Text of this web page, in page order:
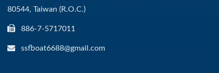
80544, Taiwan (R.O.C.)
886-7-5717011
ssfboat6688@gmail.com